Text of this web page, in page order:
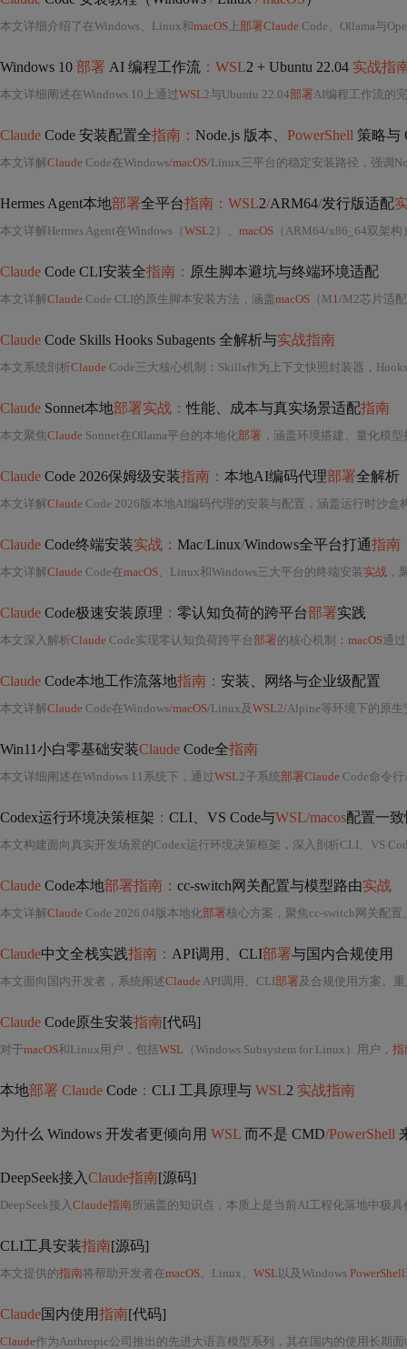
本文详细介绍了在Windows、Linux和macOS 上部署Claude Code、Ollama与
Windows 10 部署 AI 编程工作流 ：WSL2 + Ubuntu 22.04 实战指
本文详细阐述在Windows 10上通过WSL2与Ubuntu 22.04部署AI编程工作流的
Claude Code 安装配置全指南： Node.js 版本、 PowerShell 策略与
本文详解Claude Code在Windows/macOS/Linux三平台的稳定安装路径，强调
Hermes Agent本地部署全平台指南：WSL2/ARM64/发行版适配
本文详解Hermes Agent在Windows（WSL2）、 macOS （ARM64/x86_64双架构
Claude Code CLI安装全指南： 原生脚本避坑与终端环境适配
本文详解Claude Code CLI的原生脚本安装方法，涵盖 macOS （M1/M2芯片适
Claude Code Skills Hooks Subagents 全解析与实战指南
本文系统剖析Claude Code三大核心机制 ： Skills作为上下文快照封装器，Hooks作为事件驱动中间件，Subagents作为上下文隔
Claude Sonnet本地部署实战：性能、成本与真实场景适配指南
本文聚焦Claude Sonnet在Ollama平台的本地化部署 ，涵盖环境搭建、量化模型拉取、Cursor Pro直连配置及性能调优。通过真实场景测试（中文长文本
Claude Code 2026保姆级安装指南： 本地AI编码代理部署全解析
本文详解Claude Code 2026版本地AI编码代理的安装与配置，涵盖运行时沙盒
Claude Code终端安装实战： Mac/Linux/Windows全平台打通指南
本文详解Claude Code在macOS、Linux和Windows三大平台的终端安装实战 ，
Claude Code极速安装原理 ： 零认知负荷的跨平台部署实践
本文深入解析Claude Code实现零认知负荷跨平台部署的核心机制 ：macOS通过动
Claude Code本地工作流落地指南： 安装、网络与企业级配置
本文详解Claude Code在Windows/macOS/Linux及 WSL2/Alpine等环境下的原生安装方案、网络适配策略（含国内直连排查
Win11小白零基础安装Claude Code全指南
本文详细阐述在Windows 11系统下，通过WSL2子系统部署Claude Code命令行
Codex运行环境决策框架 ： CLI、VS Code与WSL/macos配置一致
本文构建面向真实开发场景的Codex运行环境决策框架，深入剖析CLI、VS
Claude Code本地部署指南： cc-switch网关配置与模型路由实战
本文详解Claude Code 2026.04版本地化部署核心方案，聚焦cc-switch网关配置
Claude中文全栈实践指南： API调用、CLI部署与国内合规使用
本文面向国内开发者，系统阐述Claude API调用、CLI部署及合规使用方案。重点解析API协议理解偏差
Claude Code原生安装指南[代码]
对于macOS和Linux用户，包括WSL （Windows Subsystem for Linux）用户， 指
本地部署 Claude Code ： CLI 工具原理与 WSL2 实战指南
为什么 Windows 开发者更倾向用 WSL 而不是 CMD/PowerShell
DeepSeek接入Claude指南[源码]
DeepSeek接入Claude指南所涵盖的知识点，本质上是当前AI工程化落地中极具代表性的“多模型协同推理架构”实践范式，其技术内涵远超表面的API调用或环境配置，而深入到大语言模
CLI工具安装指南[源码]
本文提供的指南将帮助开发者在macOS、Linux、 WSL 以及Windows PowerShell
Claude国内使用指南[代码]
Claude作为Anthropic公司推出的先进大语言模型系列，其在国内的使用长期面临